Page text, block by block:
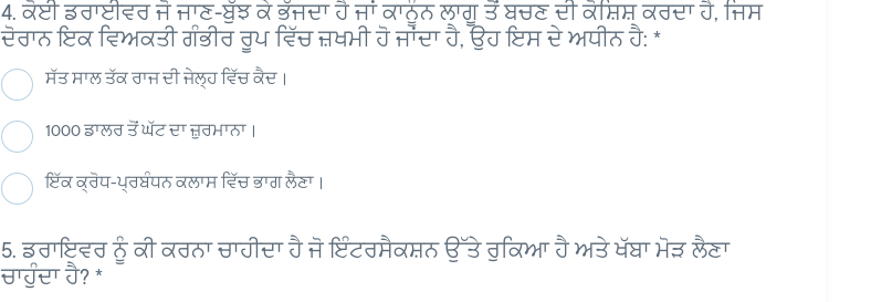
ਕੋਈ ਡਰਾਈਵਰ ਜੋ ਜਾਣ-ਬੁੱਝ ਕੇ ਭੱਜਦਾ ਹੈ ਜਾਂ ਕਾਨੂੰਨ ਲਾਗੂ ਤੋਂ ਬਚਣ ਦੀ ਕੋਸ਼ਿਸ਼ ਕਰਦਾ ਹੈ, ਜਿਸ
ਦੋਰਾਨ ਇਕ ਵਿਅਕਤੀ ਗੰਭੀਰ ਰੂਪ ਵਿੱਚ ਜ਼ਖਮੀ ਹੋ ਜਾਂਦਾ ਹੈ, ਉਹ ਇਸ ਦੇ ਅਧੀਨ ਹੈ:*
ਸੱਤ ਸਾਲ ਤੱਕ ਰਾਜ ਦੀ ਜੇਲ੍ਹ ਵਿੱਚ ਕੈਦ।
1000 ਡਾਲਰ ਤੋਂ ਘੱਟ ਦਾ ਜ਼ੁਰਮਾਨਾ।
ਇੱਕ ਕ੍ਰੋਧ-ਪ੍ਰਬੰਧਨ ਕਲਾਸ ਵਿੱਚ ਭਾਗ ਲੈਣਾ।
ਡਰਾਇਵਰ ਨੂੰ ਕੀ ਕਰਨਾ ਚਾਹੀਦਾ ਹੈ ਜੋ ਇੰਟਰਸੈਕਸ਼ਨ ਉੱਤੇ ਰੁਕਿਆ ਹੈ ਅਤੇ ਖੱਬਾ ਮੋੜ ਲੈਣਾ
ਚਾਹੁੰਦਾ ਹੈ?*